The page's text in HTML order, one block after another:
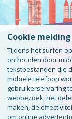
Cookie melding
Tijdens het surfen
onthouden door
tekstbestanden die
mobiele telefoon
gebruikerservaring
webbezoek, het
maken, de
om online